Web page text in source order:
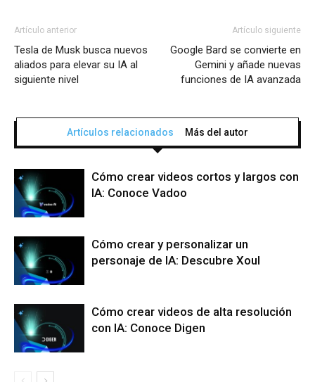
Artículo anterior
Tesla de Musk busca nuevos
aliados para elevar su IA al
siguiente nivel
Artículo siguiente
Google Bard se convierte en
Gemini y añade nuevas
funciones de IA avanzada
Artículos relacionados Más del autor
Cómo crear videos cortos y largos con
IA: Conoce Vadoo
Cómo crear y personalizar un
personaje de IA: Descubre Xoul
Cómo crear videos de alta resolución
con IA: Conoce Digen